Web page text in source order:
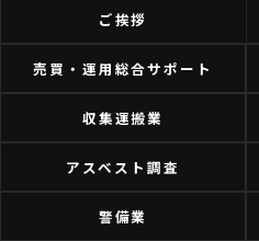
ご挨拶
売買・運用総合サポート
収集運搬業
アスベスト調査
警備業